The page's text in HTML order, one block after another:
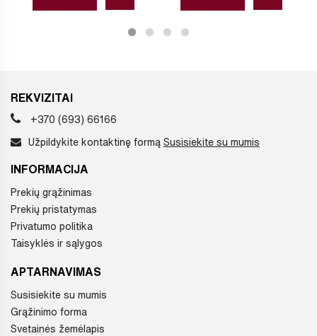
REKVIZITAI
+370 (693) 66166
Užpildykite kontaktinę formą Susisiekite su mumis
INFORMACIJA
Prekių grąžinimas
Prekių pristatymas
Privatumo politika
Taisyklės ir sąlygos
APTARNAVIMAS
Susisiekite su mumis
Grąžinimo forma
Svetainės žemėlapis